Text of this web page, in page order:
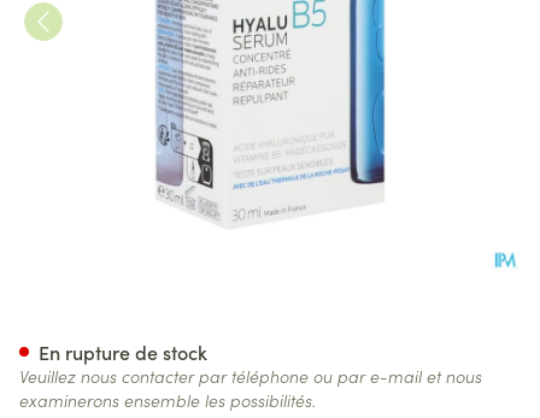
En rupture de stock
Veuillez nous contacter par téléphone ou par e-mail et nous
examinerons ensemble les possibilités.